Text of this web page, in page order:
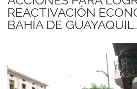
REACTIVACIÓN
BAHÍA DE GUAYAQUIL.